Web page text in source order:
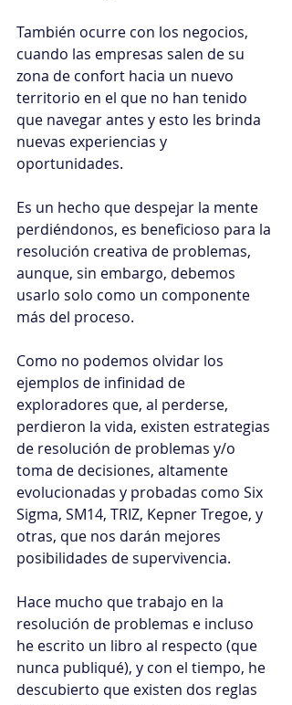
También ocurre con los negocios,
cuando las empresas salen de su
zona de confort hacia un nuevo
territorio en el que no han tenido
que navegar antes y esto les brinda
nuevas experiencias y
oportunidades.
Es un hecho que despejar la mente
perdiéndonos, es beneficioso para la
resolución creativa de problemas,
aunque, sin embargo, debemos
usarlo solo como un componente
más del proceso.
Como no podemos olvidar los
ejemplos de infinidad de
exploradores que, al perderse,
perdieron la vida, existen estrategias
de resolución de problemas y/o
toma de decisiones, altamente
evolucionadas y probadas como Six
Sigma, SM14, TRIZ, Kepner Tregoe, y
otras, que nos darán mejores
posibilidades de supervivencia.
Hace mucho que trabajo en la
resolución de problemas e incluso
he escrito un libro al respecto (que
nunca publiqué), y con el tiempo, he
descubierto que existen dos reglas